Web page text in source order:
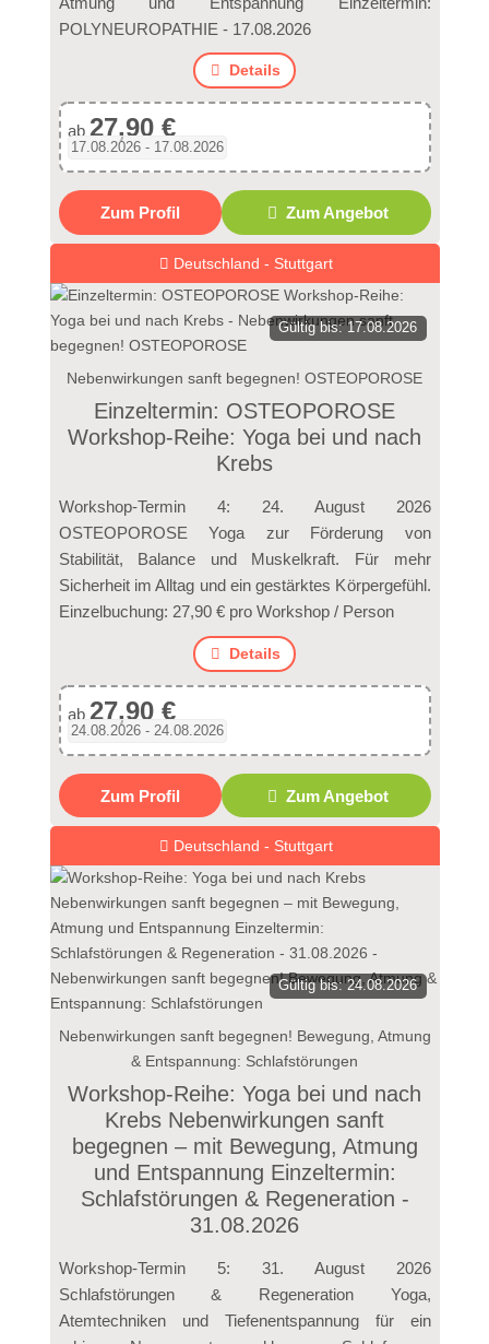
POLYNEUROPATHIE - 17.08.2026
Details
ab 27,90 €
17.08.2026 - 17.08.2026
Zum Profil Zum Angebot
Deutschland - Stuttgart
Gültig bis: 17.08.2026
Nebenwirkungen sanft begegnen! OSTEOPOROSE
Einzeltermin: OSTEOPOROSE
Workshop-Reihe: Yoga bei und nach
Krebs
Workshop-Termin 4: 24. August 2026
OSTEOPOROSE Yoga zur Förderung von
Stabilität, Balance und Muskelkraft. Für mehr
Sicherheit im Alltag und ein gestärktes Körpergefühl.
Einzelbuchung: 27,90 € pro Workshop / Person
Details
ab 27,90 €
24.08.2026 - 24.08.2026
Zum Profil Zum Angebot
Deutschland - Stuttgart
Gültig bis: 24.08.2026
Nebenwirkungen sanft begegnen! Bewegung, Atmung
& Entspannung: Schlafstörungen
Workshop-Reihe: Yoga bei und nach
Krebs Nebenwirkungen sanft
begegnen – mit Bewegung, Atmung
und Entspannung Einzeltermin:
Schlafstörungen & Regeneration -
31.08.2026
Workshop-Termin 5: 31. August 2026
Schlafstörungen & Regeneration Yoga,
Atemtechniken und Tiefenentspannung für ein